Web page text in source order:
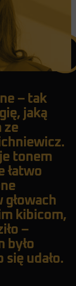
– tak
jaką
ze
tonem
łatwo
głowach
kibicom,
–
było
udało.